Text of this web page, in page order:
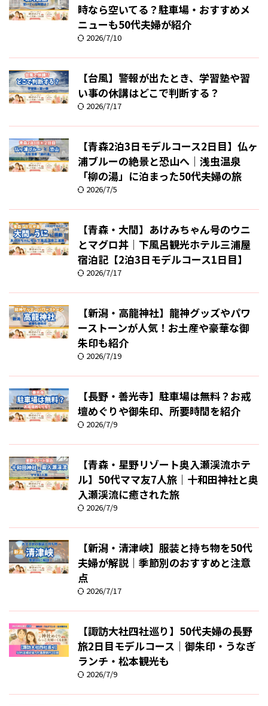
時なら空いてる？駐車場・おすすめメ
ニューも50代夫婦が紹介
2026/7/10
【台風】警報が出たとき、学習塾や習
い事の休講はどこで判断する？
2026/7/17
【青森2泊3日モデルコース2日目】仏ヶ
浦ブルーの絶景と恐山へ｜浅虫温泉
「柳の湯」に泊まった50代夫婦の旅
2026/7/5
【青森・大間】あけみちゃん号のウニ
とマグロ丼｜下風呂観光ホテル三浦屋
宿泊記【2泊3日モデルコース1日目】
2026/7/17
【新潟・高龍神社】龍神グッズやパワ
ーストーンが人気！お土産や豪華な御
朱印も紹介
2026/7/19
【長野・善光寺】駐車場は無料？お戒
壇めぐりや御朱印、所要時間を紹介
2026/7/9
【青森・星野リゾート奥入瀬渓流ホテ
ル】50代ママ友7人旅｜十和田神社と奥
入瀬渓流に癒された旅
2026/7/9
【新潟・清津峡】服装と持ち物を50代
夫婦が解説｜季節別のおすすめと注意
点
2026/7/17
【諏訪大社四社巡り】50代夫婦の長野
旅2日目モデルコース｜御朱印・うなぎ
ランチ・松本観光も
2026/7/9